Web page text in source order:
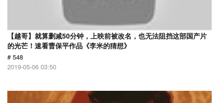
【越哥】就算删减50分钟，上映前被改名，也无法阻挡这部国产片
的光芒！速看曹保平作品《李米的猜想》
# 548
2019-05-06 03:50